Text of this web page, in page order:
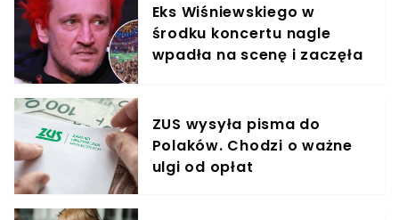
Eks Wiśniewskiego w
środku koncertu nagle
wpadła na scenę i zaczęła
ZUS wysyła pisma do
Polaków. Chodzi o ważne
ulgi od opłat